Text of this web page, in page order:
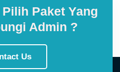
Paket Yang
Admin ?
Us